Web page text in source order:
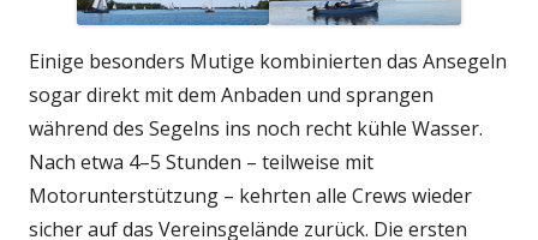
Einige besonders Mutige kombinierten das Ansegeln
sogar direkt mit dem Anbaden und sprangen
während des Segelns ins noch recht kühle Wasser.
Nach etwa 4–5 Stunden – teilweise mit
Motorunterstützung – kehrten alle Crews wieder
sicher auf das Vereinsgelände zurück. Die ersten